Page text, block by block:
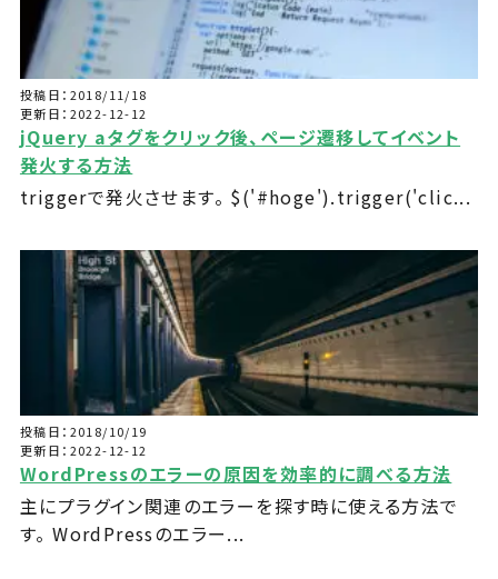
投稿日：2018/11/18
更新日：2022-12-12
jQuery aタグをクリック後、ページ遷移してイベント
発火する方法
triggerで発火させます。 $('#hoge').trigger('clic...
投稿日：2018/10/19
更新日：2022-12-12
WordPressのエラーの原因を効率的に調べる方法
主にプラグイン関連のエラーを探す時に使える方法で
す。 WordPressのエラー...